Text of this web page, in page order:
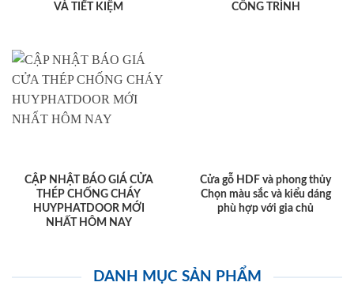
VÀ TIẾT KIỆM
CÔNG TRÌNH
CẬP NHẬT BÁO GIÁ CỬA
THÉP CHỐNG CHÁY
HUYPHATDOOR MỚI
NHẤT HÔM NAY
Cửa gỗ HDF và phong thủy
Chọn màu sắc và kiểu dáng
phù hợp với gia chủ
DANH MỤC SẢN PHẨM